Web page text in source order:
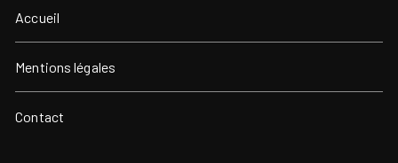
Accueil
Mentions légales
Contact